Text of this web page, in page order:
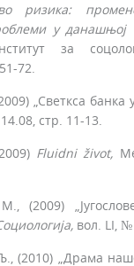
ризика:
уданашњој
за
72.
„Светкса банка
стр. 11-13.
Fluidni život,
(2009)
вол. LI,
(2010) „Драма